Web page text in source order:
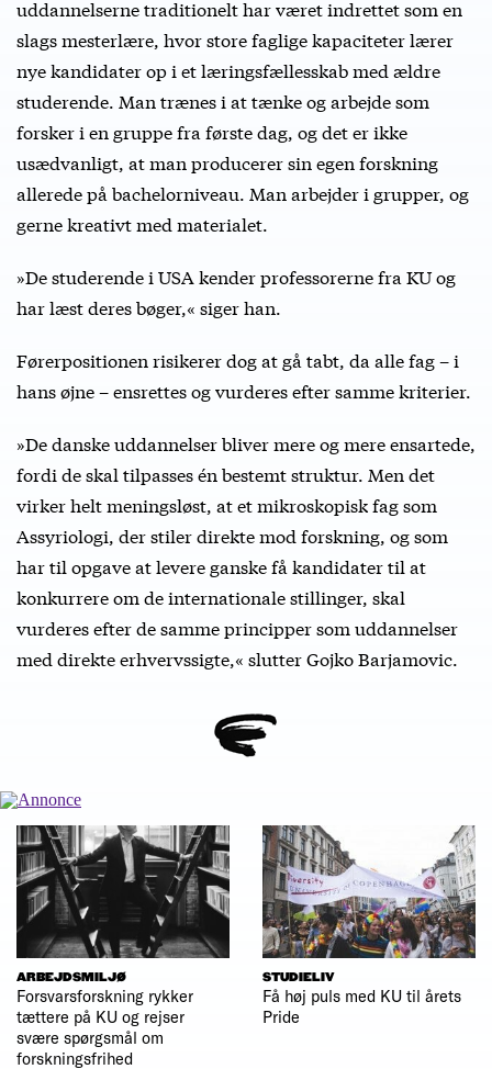
uddannelserne traditionelt har været indrettet som en
slags mesterlære, hvor store faglige kapaciteter lærer
nye kandidater op i et læringsfællesskab med ældre
studerende. Man trænes i at tænke og arbejde som
forsker i en gruppe fra første dag, og det er ikke
usædvanligt, at man producerer sin egen forskning
allerede på bachelorniveau. Man arbejder i grupper, og
gerne kreativt med materialet.
»De studerende i USA kender professorerne fra KU og
har læst deres bøger,« siger han.
Førerpositionen risikerer dog at gå tabt, da alle fag – i
hans øjne – ensrettes og vurderes efter samme kriterier.
»De danske uddannelser bliver mere og mere ensartede,
fordi de skal tilpasses én bestemt struktur. Men det
virker helt meningsløst, at et mikroskopisk fag som
Assyriologi, der stiler direkte mod forskning, og som
har til opgave at levere ganske få kandidater til at
konkurrere om de internationale stillinger, skal
vurderes efter de samme principper som uddannelser
med direkte erhvervssigte,« slutter Gojko Barjamovic.
ARBEJDSMILJØ
Forsvarsforskning rykker
tættere på KU og rejser
svære spørgsmål om
forskningsfrihed
STUDIELIV
Få høj puls med KU til årets
Pride